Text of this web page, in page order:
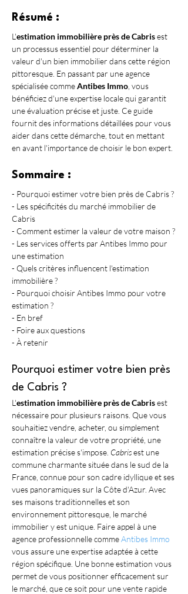
Résumé :
L'estimation immobilière près de Cabris est
un processus essentiel pour déterminer la
valeur d'un bien immobilier dans cette région
pittoresque. En passant par une agence
spécialisée comme Antibes Immo , vous
bénéficiez d'une expertise locale qui garantit
une évaluation précise et juste. Ce guide
fournit des informations détaillées pour vous
aider dans cette démarche, tout en mettant
en avant l'importance de choisir le bon expert.
Sommaire :
- Pourquoi estimer votre bien près de Cabris ?
- Les spécificités du marché immobilier de
Cabris
- Comment estimer la valeur de votre maison ?
- Les services offerts par Antibes Immo pour
une estimation
- Quels critères influencent l'estimation
immobilière ?
- Pourquoi choisir Antibes Immo pour votre
estimation ?
- En bref
- Foire aux questions
- À retenir
Pourquoi estimer votre bien près
de Cabris ?
L'estimation immobilière près de Cabris est
nécessaire pour plusieurs raisons. Que vous
souhaitiez vendre, acheter, ou simplement
connaître la valeur de votre propriété, une
estimation précise s'impose. Cabris est une
commune charmante située dans le sud de la
France, connue pour son cadre idyllique et ses
vues panoramiques sur la Côte d'Azur. Avec
ses maisons traditionnelles et son
environnement pittoresque, le marché
immobilier y est unique. Faire appel à une
agence professionnelle comme Antibes Immo
vous assure une expertise adaptée à cette
région spécifique. Une bonne estimation vous
permet de vous positionner efficacement sur
le marché, que ce soit pour une vente rapide